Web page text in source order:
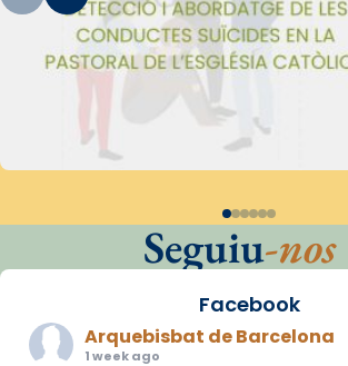
Seguiu-nos
Facebook
Arquebisbat de Barcelona
1 week ago